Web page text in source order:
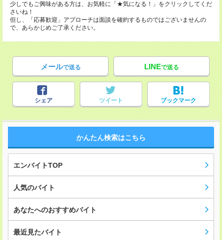
少しでもご興味がある方は、お気軽に「★気になる！」をクリックしてくだ
さいね！
但し、「応募歓迎」アプローチは面談を確約するものではございませんの
で、あらかじめご了承ください。
メールで送る LINEで送る
シェア ツイート ブックマーク
かんたん検索はこちら
エンバイトTOP
人気のバイト
あなたへのおすすめバイト
最近見たバイト